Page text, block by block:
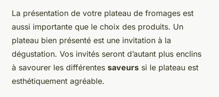
La présentation de votre plateau de fromages est
aussi importante que le choix des produits. Un
plateau bien présenté est une invitation à la
dégustation. Vos invités seront d’autant plus enclins
à savourer les différentes saveurs si le plateau est
esthétiquement agréable.